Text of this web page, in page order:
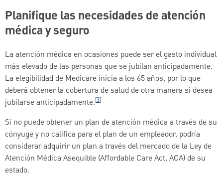
Planifique las necesidades de atención
médica y seguro
La atención médica en ocasiones puede ser el gasto individual
más elevado de las personas que se jubilan anticipadamente.
La elegibilidad de Medicare inicia a los 65 años, por lo que
deberá obtener la cobertura de salud de otra manera si desea
jubilarse anticipadamente.[3]
Si no puede obtener un plan de atención médica a través de su
cónyuge y no califica para el plan de un empleador, podría
considerar adquirir un plan a través del mercado de la Ley de
Atención Médica Asequible (Affordable Care Act, ACA) de su
estado.